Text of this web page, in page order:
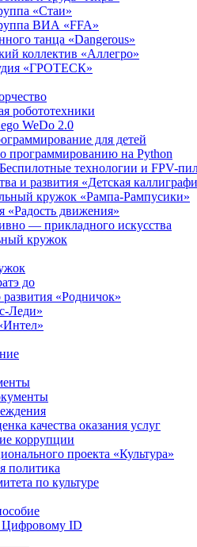
«Стаи»
ВИА «FFA»
танца «Dangerous»
коллектив «Аллегро»
«ГРОТЕСК»
робототехники
WeDo 2.0
для детей
программированию на Python
технологии и FPV-
и развития «Детская
кружок «Рампа-Рампусики»
«Радость движения»
— прикладного искусства
кружок
до
«Родничок»
Леди»
качества оказания услуг
коррупции
проекта «Культура»
политика
по культуре
Цифровому ID